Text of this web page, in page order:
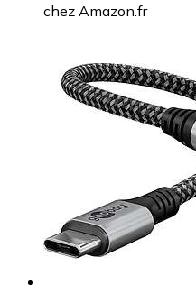
chez Amazon.fr